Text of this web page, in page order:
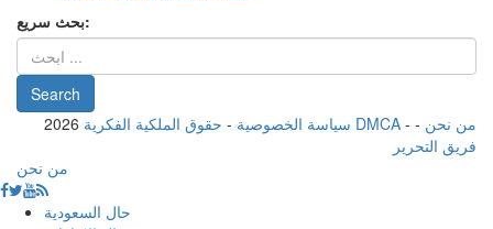
بحث سريع:
2026 سياسة الخصوصية - حقوق الملكية الفكرية DMCA - من نحن -
فريق التحرير
من نحن
حال السعودية